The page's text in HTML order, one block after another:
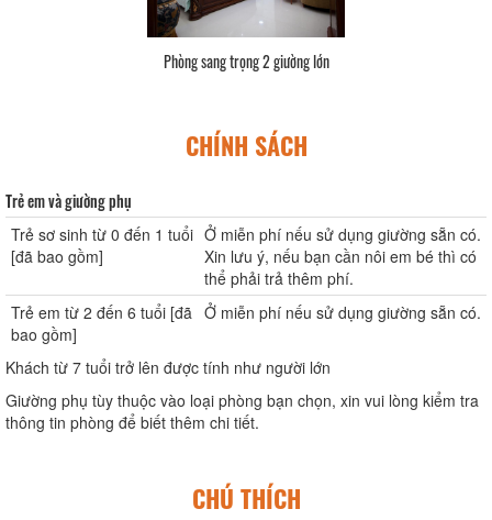
Phòng sang trọng 2 giường lớn
CHÍNH SÁCH
Trẻ em và giường phụ
Trẻ sơ sinh từ 0 đến 1 tuổi
[đã bao gồm]
Ở miễn phí nếu sử dụng giường sẵn có.
Xin lưu ý, nếu bạn cần nôi em bé thì có
thể phải trả thêm phí.
Trẻ em từ 2 đến 6 tuổi [đã
bao gồm]
Ở miễn phí nếu sử dụng giường sẵn có.
Khách từ 7 tuổi trở lên được tính như người lớn
Giường phụ tùy thuộc vào loại phòng bạn chọn, xin vui lòng kiểm tra
thông tin phòng để biết thêm chi tiết.
CHÚ THÍCH